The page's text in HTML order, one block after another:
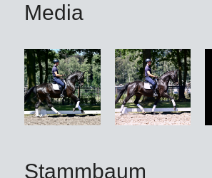
Media
Stammbaum